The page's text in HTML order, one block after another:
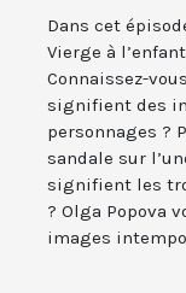
Dans cet
Vierge à
Connaissez-
signifient des
personnages ?
sandale sur
signifient les
? Olga Popova
images